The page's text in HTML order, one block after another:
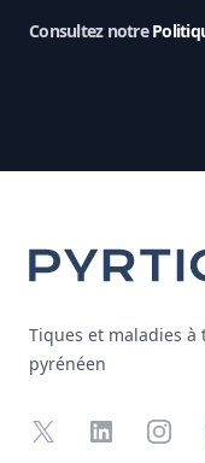
Consultez notre
Tiques et maladies
pyrénéen
X LinkedIn